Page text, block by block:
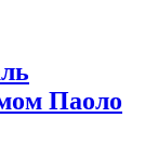
Паоло